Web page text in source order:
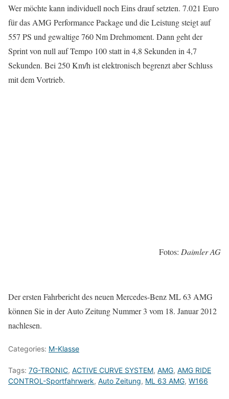
Wer möchte kann individuell noch Eins drauf setzten. 7.021 Euro
für das AMG Performance Package und die Leistung steigt auf
557 PS und gewaltige 760 Nm Drehmoment. Dann geht der
Sprint von null auf Tempo 100 statt in 4,8 Sekunden in 4,7
Sekunden. Bei 250 Km/h ist elektronisch begrenzt aber Schluss
mit dem Vortrieb.
Fotos: Daimler AG
Der ersten Fahrbericht des neuen Mercedes-Benz ML 63 AMG
können Sie in der Auto Zeitung Nummer 3 vom 18. Januar 2012
nachlesen.
Categories: M-Klasse
Tags: 7G-TRONIC, ACTIVE CURVE SYSTEM, AMG, AMG RIDE
CONTROL-Sportfahrwerk, Auto Zeitung, ML 63 AMG, W166